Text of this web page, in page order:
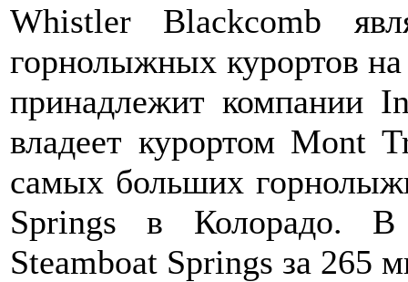
Whistler Blackcomb
горнолыжных курортов
принадлежит компании
владеет курортом Mont
самых больших
Springs в Колорадо.
Steamboat Springs за 265